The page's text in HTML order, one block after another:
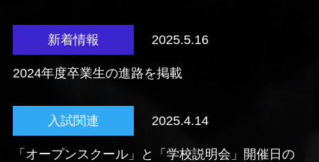
新着情報 2025.5.16
2024年度卒業生の進路を掲載
入試関連 2025.4.14
「オープンスクール」と「学校説明会」開催日の